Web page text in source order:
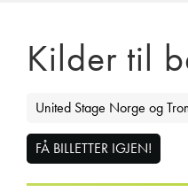
Kilder til
United Stage Norge og
FÅ BILLETTER IGJEN!